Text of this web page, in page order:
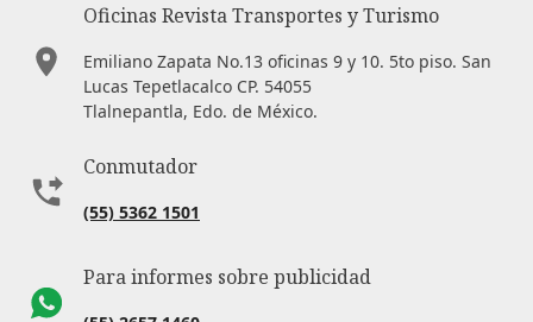
Oficinas Revista Transportes y Turismo
Emiliano Zapata No.13 oficinas 9 y 10. 5to piso. San
Lucas Tepetlacalco CP. 54055
Tlalnepantla, Edo. de México.
Conmutador
(55) 5362 1501
Para informes sobre publicidad